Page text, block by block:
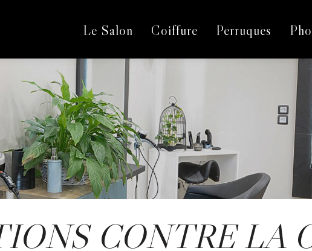
Le Salon Coiffure Perruques
CONTRE LA